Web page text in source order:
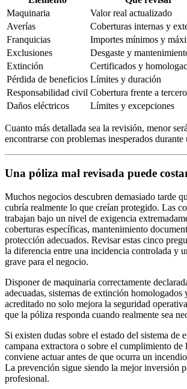
Maquinaria
Valor real actualizado
Averías
Coberturas internas y
Franquicias
Importes mínimos y
Exclusiones
Desgaste y
Extinción
Certificados y
Pérdida de beneficios Límites y duración
Responsabilidad civil Cobertura frente a
Daños eléctricos
Límites y excepciones
Cuanto más detallada sea la revisión, menor
encontrarse con problemas inesperados durante
Una póliza mal revisada puede
Muchos negocios descubren demasiado tarde
cubría realmente lo que creían protegido. Las
trabajan bajo un nivel de exigencia
coberturas específicas, mantenimiento
protección adecuados. Revisar estas cinco
la diferencia entre una incidencia controlada y
grave para el negocio.
Disponer de maquinaria correctamente
adecuadas, sistemas de extinción homologados
acreditado no solo mejora la seguridad
que la póliza responda cuando realmente sea
Si existen dudas sobre el estado del sistema de
campana extractora o sobre el cumplimiento de
conviene actuar antes de que ocurra un
La prevención sigue siendo la mejor inversión
profesional.